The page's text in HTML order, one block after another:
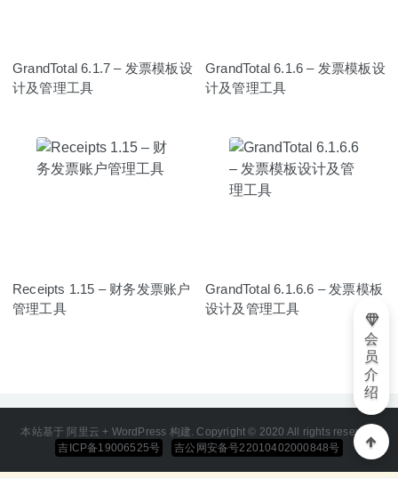
GrandTotal 6.1.7 – 发票模板设
计及管理工具
GrandTotal 6.1.6 – 发票模板设
计及管理工具
Receipts 1.15 – 财务发票账户
管理工具
GrandTotal 6.1.6.6 – 发票模板
设计及管理工具
本站基于 阿里云 + WordPress 构建. Copyright © 2020 All rights reserved
吉ICP备19006525号
吉公网安备号22010402000848号
会
员
介
绍